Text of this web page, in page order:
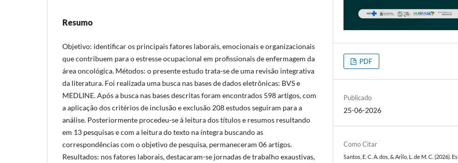
Resumo
Objetivo: identificar os principais fatores laborais, emocionais e organizacionais
que contribuem para o estresse ocupacional em profissionais de enfermagem da
área oncológica. Métodos: o presente estudo trata-se de uma revisão integrativa
da literatura. Foi realizada uma busca nas bases de dados eletrônicas: BVS e
MEDLINE. Após a busca nas bases descritas foram encontrados 598 artigos, com
a aplicação dos critérios de inclusão e exclusão 208 estudos seguiram para a
análise. Posteriormente procedeu-se à leitura dos títulos e resumos resultando
em 13 pesquisas e com a leitura do texto na íntegra buscando as
correspondências com o objetivo de pesquisa, permaneceram 06 artigos.
Resultados: nos fatores laborais, destacaram-se jornadas de trabalho exaustivas,
PDF
Publicado
25-06-2026
Como Citar
Santos, E. C. A. dos, & Arilo, L. de M. C. (2026).